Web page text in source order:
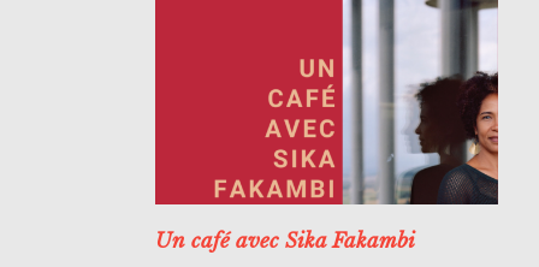
Un café avec Sika Fakambi